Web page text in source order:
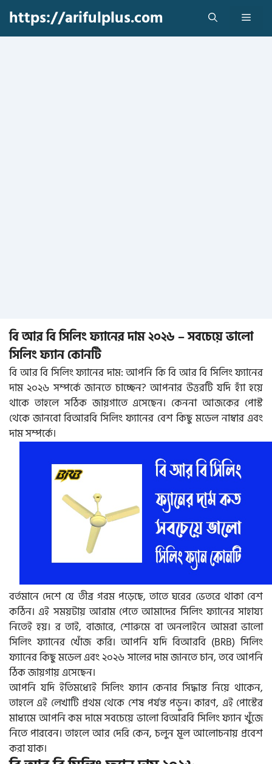
content
https://arifulplus.com Menu
বি আর বি সিলিং ফ্যানের দাম ২০২৬ – সবচেয়ে ভালো
সিলিং ফ্যান কোনটি
বি আর বি সিলিং ফ্যানের দাম: আপনি কি বি আর বি সিলিং ফ্যানের
দাম ২০২৬ সম্পর্কে জানতে চাচ্ছেন? আপনার উত্তরটি যদি হ্যাঁ হয়ে
থাকে তাহলে সঠিক জায়গাতে এসেছেন। কেননা আজকের পোস্ট
থেকে জানবো বিআরবি সিলিং ফ্যানের বেশ কিছু মডেল নাম্বার এবং
দাম সম্পর্কে।
বর্তমানে দেশে যে তীব্র গরম পড়েছে, তাতে ঘরের ভেতরে থাকা বেশ
কঠিন। এই সময়টায় আরাম পেতে আমাদের সিলিং ফ্যানের সাহায্য
নিতেই হয়। র তাই, বাজারে, শোরুমে বা অনলাইনে আমরা ভালো
সিলিং ফ্যানের খোঁজ করি। আপনি যদি বিআরবি (BRB) সিলিং
ফ্যানের কিছু মডেল এবং ২০২৬ সালের দাম জানতে চান, তবে আপনি
ঠিক জায়গায় এসেছেন।
আপনি যদি ইতিমধ্যেই সিলিং ফ্যান কেনার সিদ্ধান্ত নিয়ে থাকেন,
তাহলে এই লেখাটি প্রথম থেকে শেষ পর্যন্ত পড়ুন। কারণ, এই পোস্টের
মাধ্যমে আপনি কম দামে সবচেয়ে ভালো বিআরবি সিলিং ফ্যান খুঁজে
নিতে পারবেন। তাহলে আর দেরি কেন, চলুন মূল আলোচনায় প্রবেশ
করা যাক।